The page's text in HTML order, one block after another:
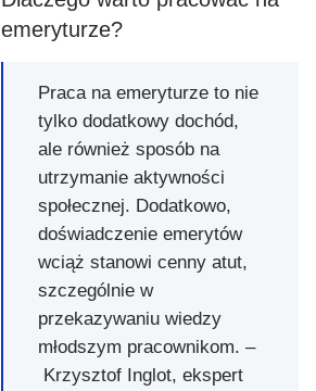
emeryturze?
Praca na emeryturze to nie
tylko dodatkowy dochód,
ale również sposób na
utrzymanie aktywności
społecznej. Dodatkowo,
doświadczenie emerytów
wciąż stanowi cenny atut,
szczególnie w
przekazywaniu wiedzy
młodszym pracownikom. –
Krzysztof Inglot, ekspert